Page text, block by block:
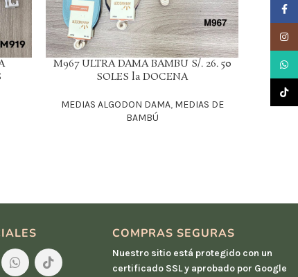
LEER MÁS
M967 ULTRA DAMA BAMBU S/. 26. 50
SOLES la DOCENA
MEDIAS ALGODON DAMA, MEDIAS DE
BAMBÚ
LEER MÁS
MEDIAS
COMPRAS SEGURAS
Nuestro sitio está protegido con un
certificado SSL y aprobado por Google
TikTok